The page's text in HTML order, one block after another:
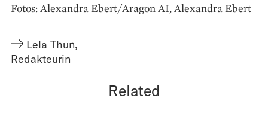
Fotos: Alexandra Ebert/Aragon AI, Alexandra Ebert
Lela Thun,
Redakteurin
Related